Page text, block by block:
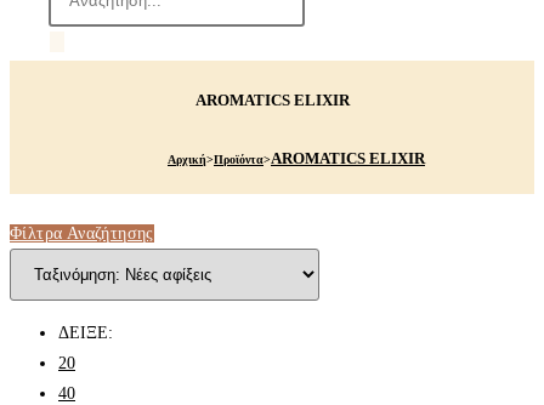
search
AROMATICS ELIXIR
Αρχική>Προϊόντα>AROMATICS ELIXIR
Φίλτρα Αναζήτησης
ΔΕΙΞΕ:
20
40